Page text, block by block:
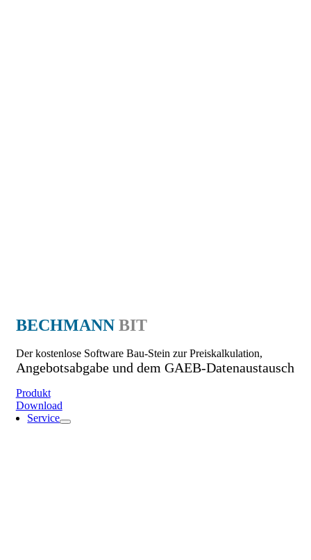
BECHMANN BIT
Der kostenlose Software Bau-Stein zur Preiskalkulation,
Angebotsabgabe und dem GAEB-Datenaustausch
Produkt
Download
Service